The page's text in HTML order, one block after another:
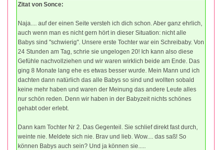
Zitat von Sonce:
Naja.... auf der einen Seite versteh ich dich schon. Aber ganz ehrlich,
auch wenn man es nicht gern hört in dieser Situation: nicht alle
Babys sind "schwierig". Unsere erste Tochter war ein Schreibaby. Von
24 Stunden am Tag, schrie sie ungelogen 20! Ich kann also diese
Gefühle nachvollziehen und wir waren wirklich beide am Ende. Das
ging 8 Monate lang ehe es etwas besser wurde. Mein Mann und ich
dachten dann natürlich das alle Babys so sind und wollten sobald
keine mehr haben und waren der Meinung das andere Leute alles
nur schön reden. Denn wir haben in der Babyzeit nichts schönes
gehabt oder erlebt.
Dann kam Tochter Nr 2. Das Gegenteil. Sie schlief direkt fast durch,
weinte nie. Meldete sich nie. Brav und lieb. Wow.... das saß! So
können Babys auch sein? Und ja können sie.....